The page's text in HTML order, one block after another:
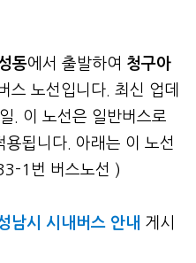
동에서 출발하여 청구아
스 노선입니다. 최신 업데
. 이 노선은 일반버스로
됩니다. 아래는 이 노선
1번 버스노선 )
남시 시내버스 안내 게시